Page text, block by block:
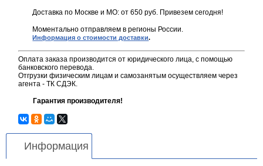
Доставка по Москве и МО: от 650 руб. Привезем сегодня!
Моментально отправляем в регионы России.
Информация о стоимости доставки.
Оплата заказа производится от юридического лица, с помощью
банковского перевода.
Отгрузки физическим лицам и самозанятым осуществляем через
агента - ТК СДЭК.
Гарантия производителя!
Информация